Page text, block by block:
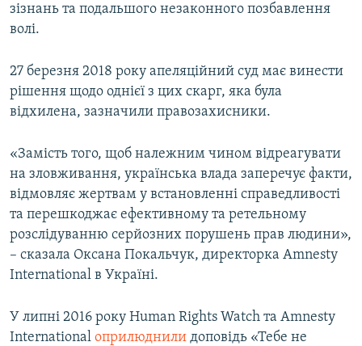
зізнань та подальшого незаконного позбавлення
волі.
27 березня 2018 року апеляційний суд має винести
рішення щодо однієї з цих скарг, яка була
відхилена, зазначили правозахисники.
«Замість того, щоб належним чином відреагувати
на зловживання, українська влада заперечує факти,
відмовляє жертвам у встановленні справедливості
та перешкоджає ефективному та ретельному
розслідуванню серйозних порушень прав людини»,
– сказала Оксана Покальчук, директорка Amnesty
International в Україні.
У липні 2016 року Human Rights Watch та Amnesty
International оприлюднили доповідь «Тебе не